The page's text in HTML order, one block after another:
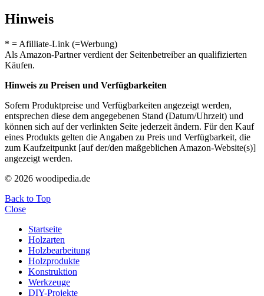
Hinweis
* = Afilliate-Link (=Werbung)
Als Amazon-Partner verdient der Seitenbetreiber an qualifizierten
Käufen.
Hinweis zu Preisen und Verfügbarkeiten
Sofern Produktpreise und Verfügbarkeiten angezeigt werden,
entsprechen diese dem angegebenen Stand (Datum/Uhrzeit) und
können sich auf der verlinkten Seite jederzeit ändern. Für den Kauf
eines Produkts gelten die Angaben zu Preis und Verfügbarkeit, die
zum Kaufzeitpunkt [auf der/den maßgeblichen Amazon-Website(s)]
angezeigt werden.
© 2026 woodipedia.de
Back to Top
Close
Startseite
Holzarten
Holzbearbeitung
Holzprodukte
Konstruktion
Werkzeuge
DIY-Projekte